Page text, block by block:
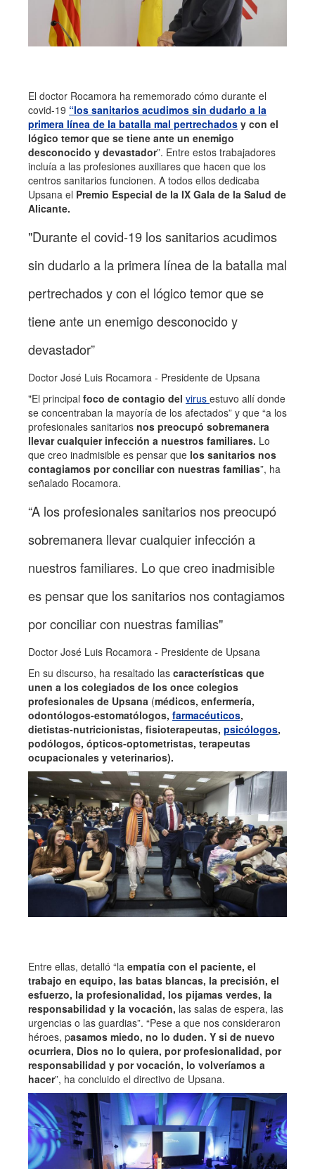
El doctor Rocamora ha rememorado cómo durante el
covid-19 “los sanitarios acudimos sin dudarlo a la
primera línea de la batalla mal pertrechados y con el
lógico temor que se tiene ante un enemigo
desconocido y devastador”. Entre estos trabajadores
incluía a las profesiones auxiliares que hacen que los
centros sanitarios funcionen. A todos ellos dedicaba
Upsana el Premio Especial de la IX Gala de la Salud de
Alicante.
"Durante el covid-19 los sanitarios acudimos
sin dudarlo a la primera línea de la batalla mal
pertrechados y con el lógico temor que se
tiene ante un enemigo desconocido y
devastador”
Doctor José Luis Rocamora - Presidente de Upsana
"El principal foco de contagio del virus estuvo allí donde
se concentraban la mayoría de los afectados” y que “a los
profesionales sanitarios nos preocupó sobremanera
llevar cualquier infección a nuestros familiares. Lo
que creo inadmisible es pensar que los sanitarios nos
contagiamos por conciliar con nuestras familias”, ha
señalado Rocamora.
“A los profesionales sanitarios nos preocupó
sobremanera llevar cualquier infección a
nuestros familiares. Lo que creo inadmisible
es pensar que los sanitarios nos contagiamos
por conciliar con nuestras familias"
Doctor José Luis Rocamora - Presidente de Upsana
En su discurso, ha resaltado las características que
unen a los colegiados de los once colegios
profesionales de Upsana (médicos, enfermería,
odontólogos-estomatólogos, farmacéuticos,
dietistas-nutricionistas, fisioterapeutas, psicólogos,
podólogos, ópticos-optometristas, terapeutas
ocupacionales y veterinarios).
Entre ellas, detalló “la empatía con el paciente, el
trabajo en equipo, las batas blancas, la precisión, el
esfuerzo, la profesionalidad, los pijamas verdes, la
responsabilidad y la vocación, las salas de espera, las
urgencias o las guardias”. “Pese a que nos consideraron
héroes, pasamos miedo, no lo duden. Y si de nuevo
ocurriera, Dios no lo quiera, por profesionalidad, por
responsabilidad y por vocación, lo volveríamos a
hacer”, ha concluido el directivo de Upsana.